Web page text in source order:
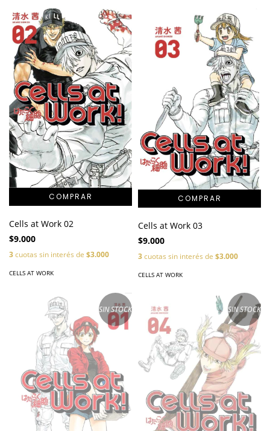
Cells at Work 02
$9.000
3cuotas sin interés de $3.000
CELLS AT WORK
Cells at Work 03
$9.000
3cuotas sin interés de $3.000
CELLS AT WORK
SIN STOCK SIN STOCK